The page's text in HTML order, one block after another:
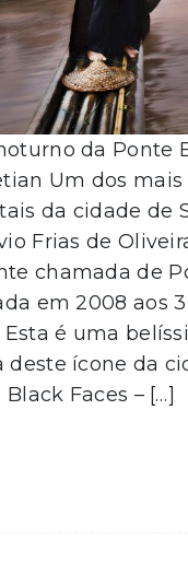
da Ponte
Um dos mais
da cidade de
Frias de
chamada de
em 2008 aos
Esta é uma
deste ícone da
Black Faces – […]